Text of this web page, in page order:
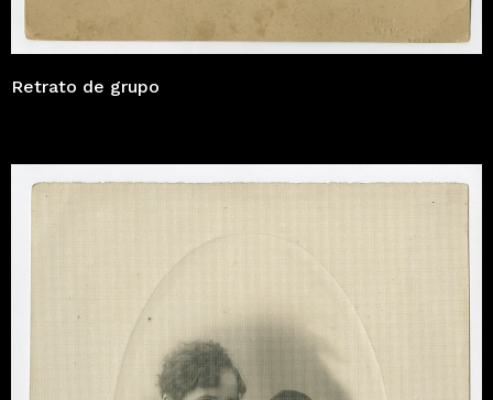
Retrato de grupo